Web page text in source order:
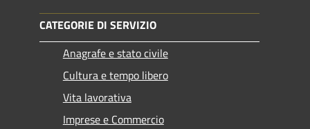
CATEGORIE DI SERVIZIO
Anagrafe e stato civile
Cultura e tempo libero
Vita lavorativa
Imprese e Commercio